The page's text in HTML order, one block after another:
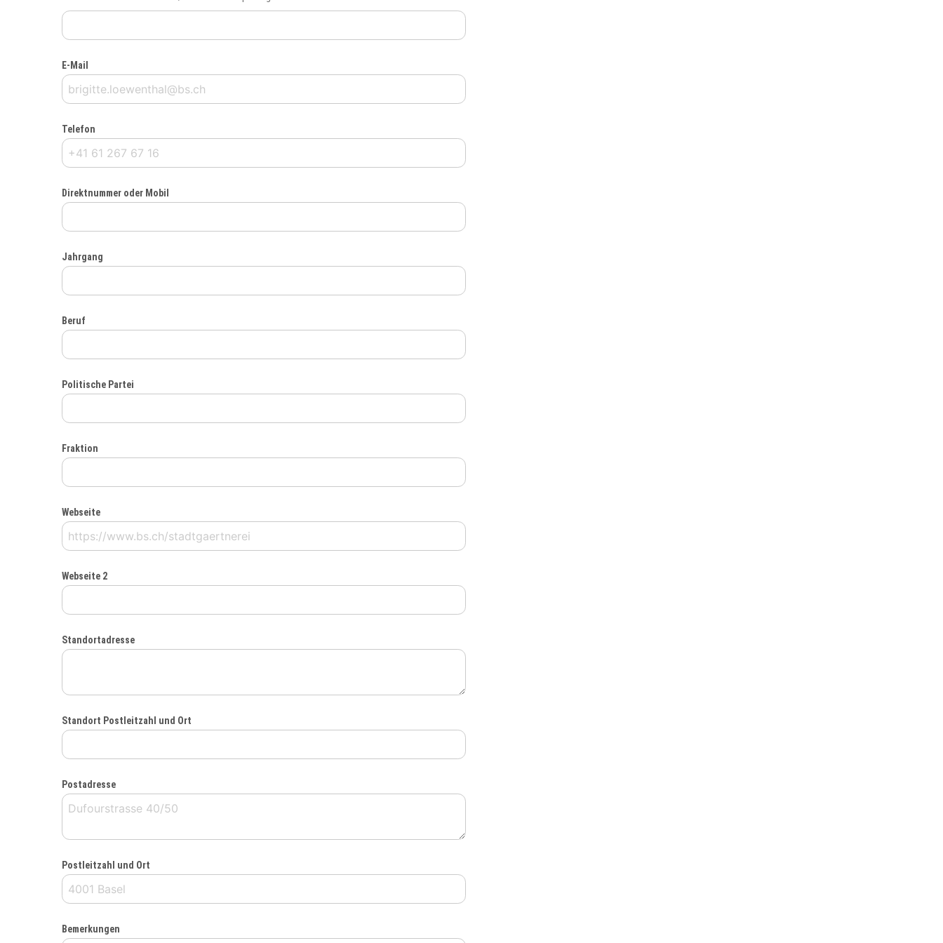
E-Mail
Telefon
Direktnummer oder Mobil
Jahrgang
Beruf
Politische Partei
Fraktion
Webseite
Webseite 2
Standortadresse
Standort Postleitzahl und Ort
Postadresse
Postleitzahl und Ort
Bemerkungen